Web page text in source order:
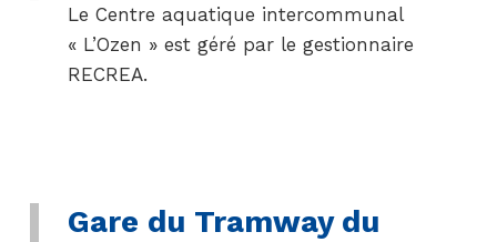
Le Centre aquatique intercommunal
« L’Ozen » est géré par le gestionnaire
RECREA.
Gare du Tramway du